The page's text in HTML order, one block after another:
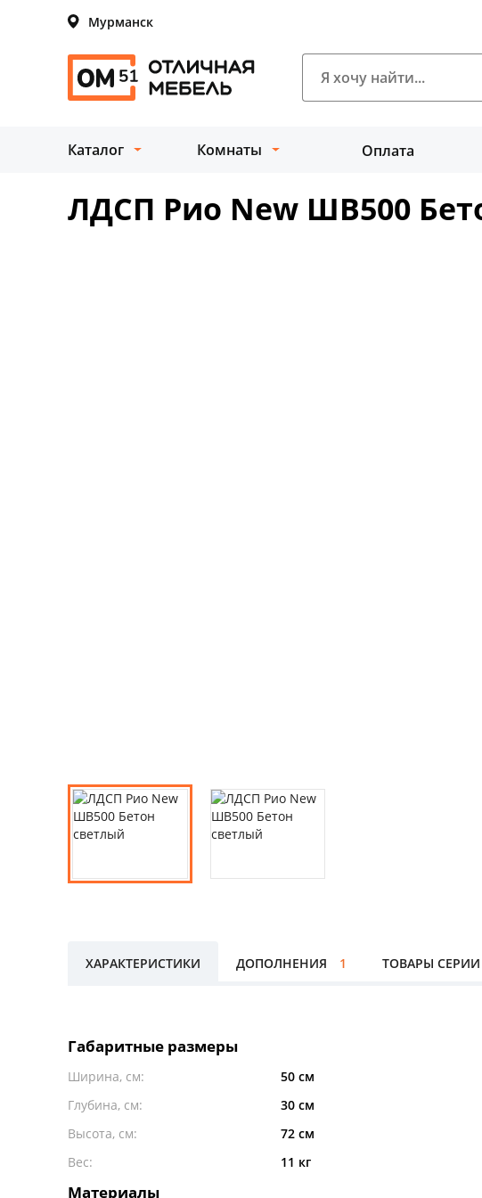
Мурманск
Каталог Комнаты Оплата
ЛДСП Рио New ШВ500
ХАРАКТЕРИСТИКИ ДОПОЛНЕНИЯ 1 ТОВАРЫ СЕРИИ
Габаритные размеры
Ширина, см:
50 см
Глубина, см:
30 см
Высота, см:
72 см
Вес:
11 кг
Материалы